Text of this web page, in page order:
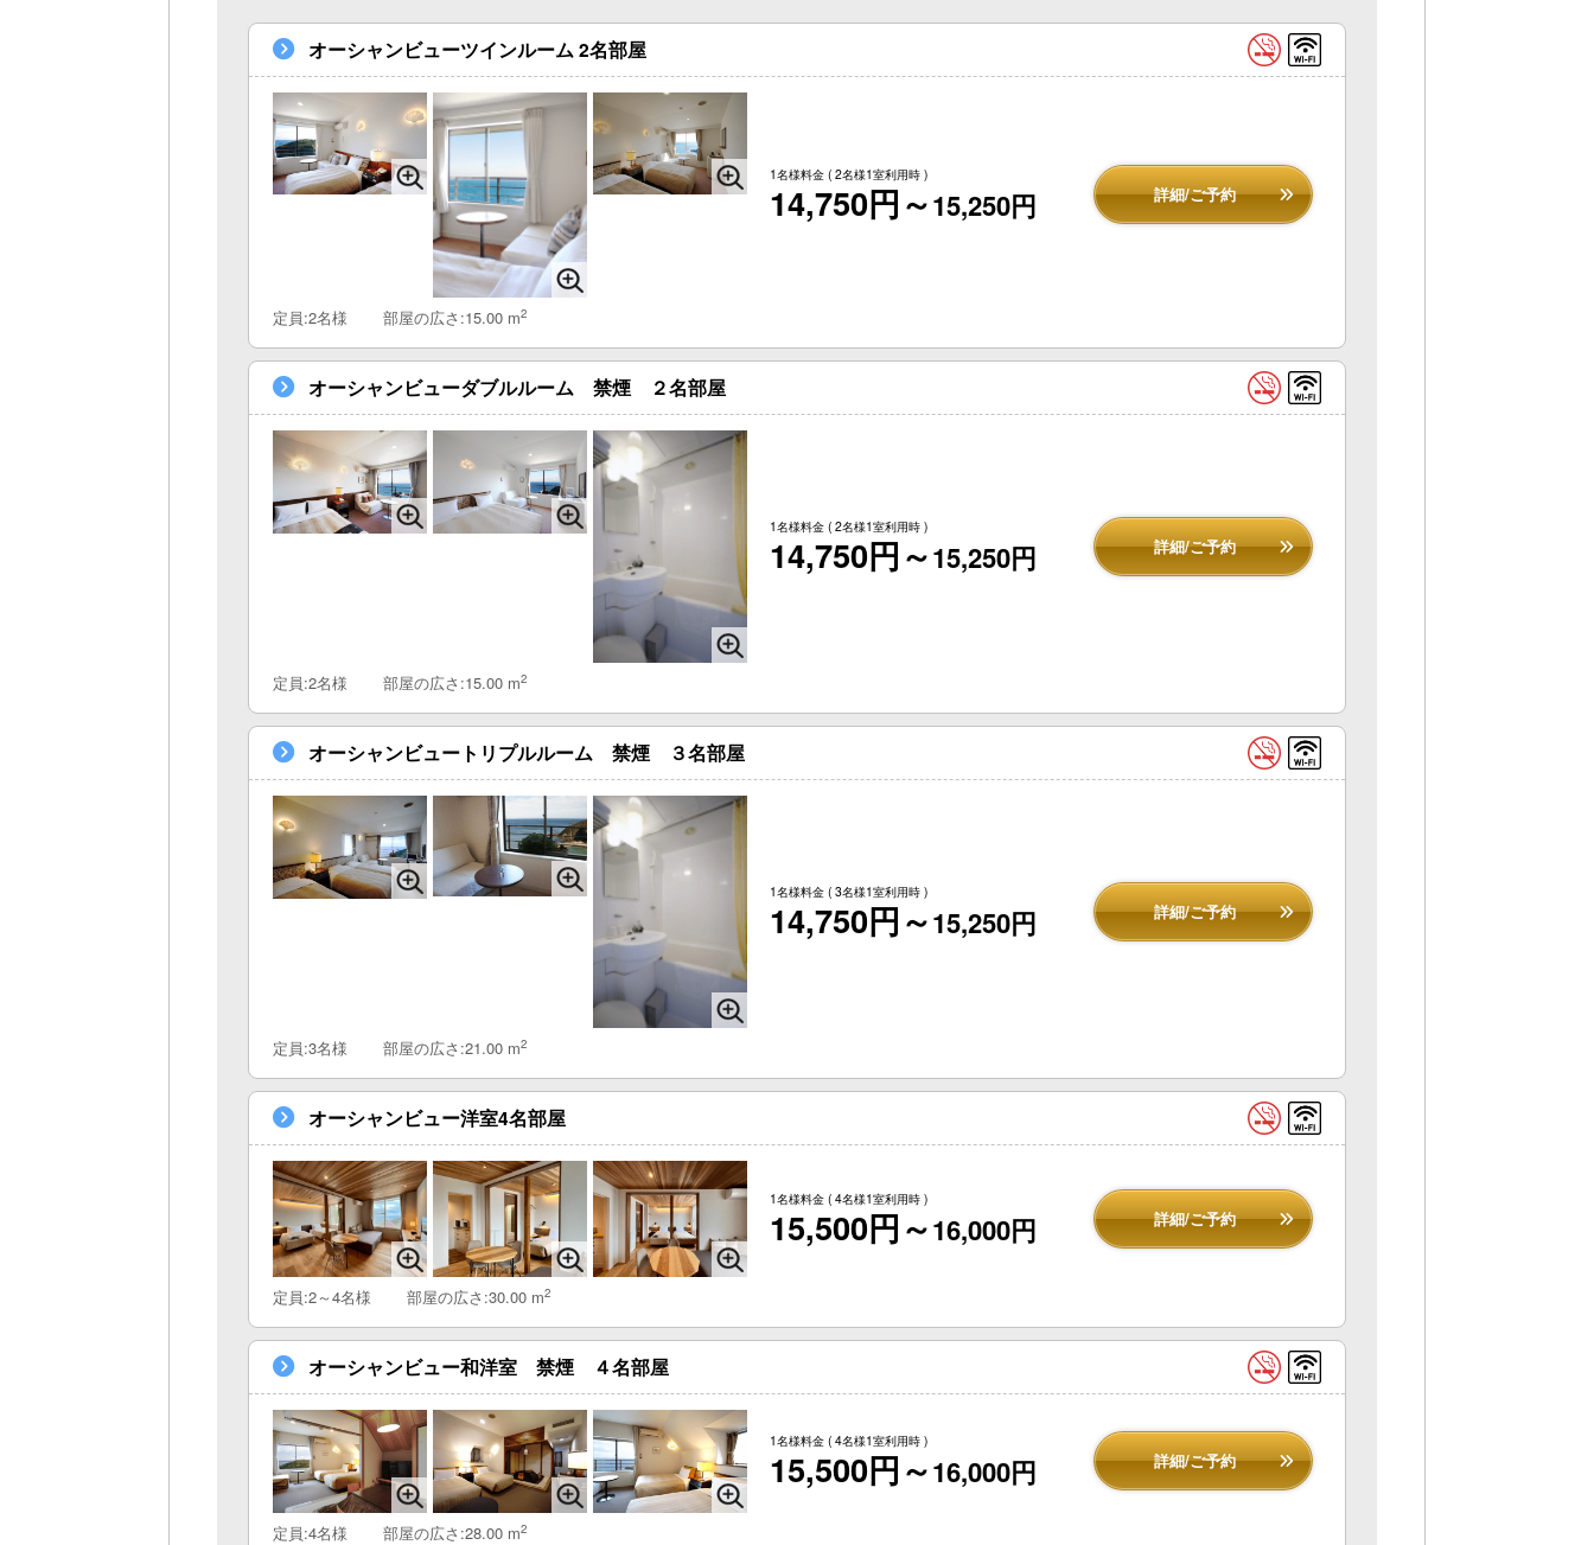
オーシャンビューツインルーム 2名部屋
1名様料金 ( 2名様1室利用時 )
14,750円～15,250円 詳細/ご予約
定員:2名様 部屋の広さ:15.00 m2
オーシャンビューダブルルーム 禁煙 ２名部屋
1名様料金 ( 2名様1室利用時 )
14,750円～15,250円 詳細/ご予約
定員:2名様 部屋の広さ:15.00 m2
オーシャンビュートリプルルーム 禁煙 ３名部屋
1名様料金 ( 3名様1室利用時 )
14,750円～15,250円 詳細/ご予約
定員:3名様 部屋の広さ:21.00 m2
オーシャンビュー洋室4名部屋
1名様料金 ( 4名様1室利用時 )
15,500円～16,000円 詳細/ご予約
定員:2～4名様 部屋の広さ:30.00 m2
オーシャンビュー和洋室 禁煙 ４名部屋
1名様料金 ( 4名様1室利用時 )
15,500円～16,000円 詳細/ご予約
定員:4名様 部屋の広さ:28.00 m2